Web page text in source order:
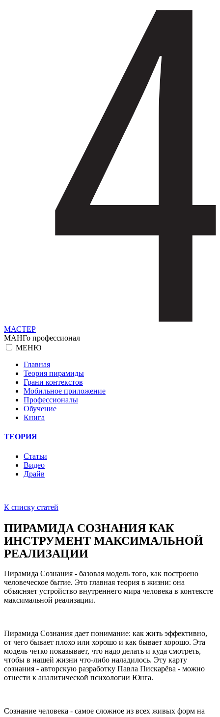
МАСТЕР
МАНГо профессионал
МЕНЮ
Главная
Теория пирамиды
Грани контекстов
Мобильное приложение
Профессионалы
Обучение
Книга
ТЕОРИЯ
Статьи
Видео
Драйв
К списку статей
ПИРАМИДА СОЗНАНИЯ КАК
ИНСТРУМЕНТ МАКСИМАЛЬНОЙ
РЕАЛИЗАЦИИ
Пирамида Сознания - базовая модель того, как построено
человеческое бытие. Это главная теория в жизни: она
объясняет устройство внутреннего мира человека в контексте
максимальной реализации.
Пирамида Сознания дает понимание: как жить эффективно,
от чего бывает плохо или хорошо и как бывает хорошо. Эта
модель четко показывает, что надо делать и куда смотреть,
чтобы в нашей жизни что-либо наладилось. Эту карту
сознания - авторскую разработку Павла Пискарёва - можно
отнести к аналитической психологии Юнга.
Сознание человека - самое сложное из всех живых форм на